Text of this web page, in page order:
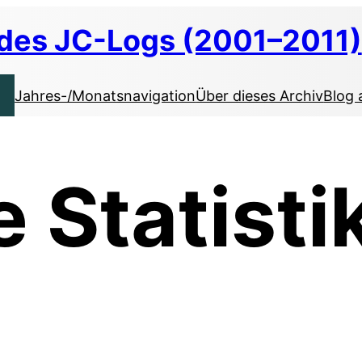
JC-Logs (2001–2011)
Jahres-/MonatsnavigationÜber dieses ArchivBlog